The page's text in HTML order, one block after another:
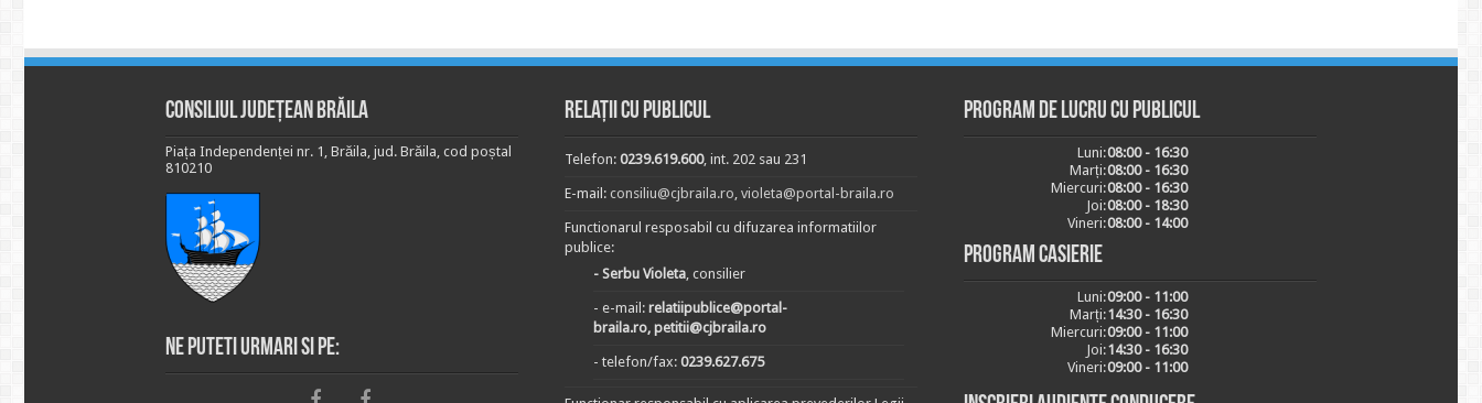
Consiliul Județean Brăila
Piața Independenței nr. 1, Brăila, jud. Brăila, cod poștal
810210
Ne puteti urmari si pe:
Relații cu publicul
Telefon: 0239.619.600, int. 202 sau 231
E-mail: consiliu@cjbraila.ro, violeta@portal-braila.ro
Functionarul resposabil cu difuzarea informatiilor
publice:
- Serbu Violeta, consilier
- e-mail: relatiipublice@portal-
braila.ro, petitii@cjbraila.ro
- telefon/fax: 0239.627.675
Program de lucru cu publicul
Luni:08:00 - 16:30
Marți:08:00 - 16:30
Miercuri:08:00 - 16:30
Joi:08:00 - 18:30
Vineri:08:00 - 14:00
Program casierie
Luni:09:00 - 11:00
Marți:14:30 - 16:30
Miercuri:09:00 - 11:00
Joi:14:30 - 16:30
Vineri:09:00 - 11:00